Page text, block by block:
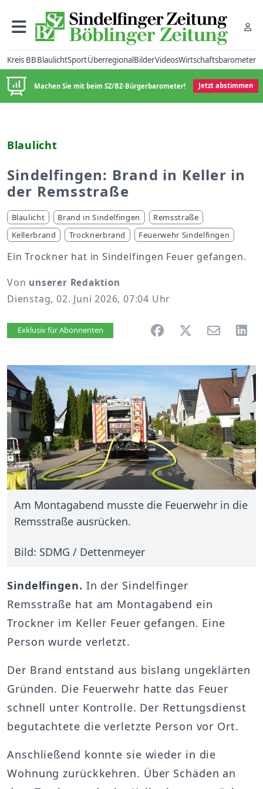
Kreis BBBlaulichtSportÜberregionalBilderVideosWirtschaftsbarometer
Machen Sie mit beim SZ/BZ-Bürgerbarometer! Jetzt abstimmen
Blaulicht
Sindelfingen: Brand in Keller in
der Remsstraße
Blaulicht Brand in Sindelfingen
Remsstraße
Kellerbrand
Trocknerbrand Feuerwehr Sindelfingen
Ein Trockner hat in Sindelfingen Feuer gefangen.
Von unserer Redaktion
Dienstag, 02. Juni 2026, 07:04 Uhr
Artikel vorlesen
Exklusiv für Abonnenten
Am Montagabend musste die Feuerwehr in die
Remsstraße ausrücken.
Bild: SDMG / Dettenmeyer
Sindelfingen. In der Sindelfinger
Remsstraße hat am Montagabend ein
Trockner im Keller Feuer gefangen. Eine
Person wurde verletzt.
Der Brand entstand aus bislang ungeklärten
Gründen. Die Feuerwehr hatte das Feuer
schnell unter Kontrolle. Der Rettungsdienst
begutachtete die verletzte Person vor Ort.
Anschließend konnte sie wieder in die
Wohnung zurückkehren. Über Schäden an